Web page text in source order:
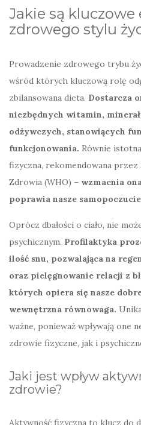
Jakie są
zdrowego stylu
Prowadzenie zdrowego trybu
wśród których kluczową rolę
zbilansowana dieta. Dostarcza
niezbędnych witamin,
odżywczych, stanowiących
funkcjonowania. Równie
fizyczna, rekomendowana przez
Zdrowia (WHO) – wzmacnia
poprawia nasze
Oprócz dbałości o ciało, nie
psychicznym. Profilaktyka
ilość snu, pozwalająca na
oraz pielęgnowanie relacji z
których opiera się nasze
wewnętrzna równowaga.
ważne, ponieważ wpływają one
zdrowie fizyczne, jak i
Jaki jest wpływ
zdrowie?